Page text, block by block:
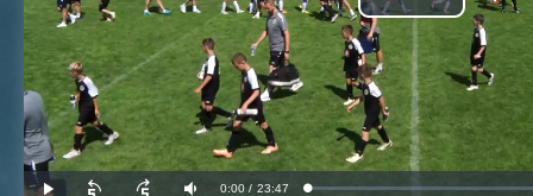
Přehrát
video
Aktuální
0:00 / Doba
23:47 Načteno: